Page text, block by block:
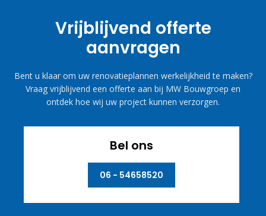
Vrijblijvend offerte
aanvragen
Bent u klaar om uw renovatieplannen werkelijkheid te maken?
Vraag vrijblijvend een offerte aan bij MW Bouwgroep en
ontdek hoe wij uw project kunnen verzorgen.
Bel ons
06 - 54658520